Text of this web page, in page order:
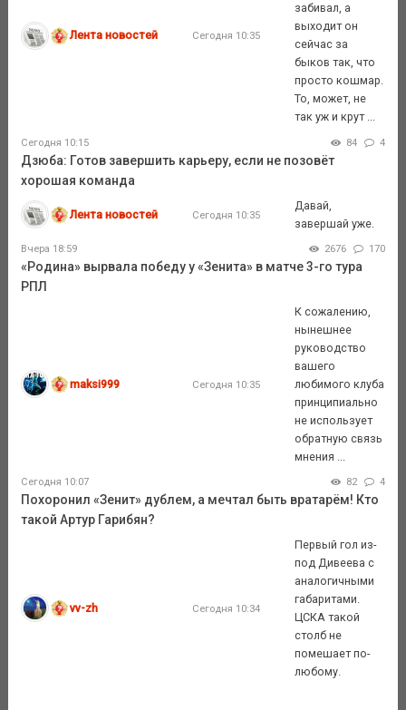
Лента новостей Сегодня 10:35
забивал, а
выходит он
сейчас за
быков так, что
просто кошмар.
То, может, не
так уж и крут ...
Сегодня 10:15 84 4
Дзюба: Готов завершить карьеру, если не позовёт
хорошая команда
Лента новостей Сегодня 10:35
Давай,
завершай уже.
Вчера 18:59 2676 170
«Родина» вырвала победу у «Зенита» в матче 3-го тура
РПЛ
maksi999 Сегодня 10:35
К сожалению,
нынешнее
руководство
вашего
любимого клуба
принципиально
не использует
обратную связь
мнения ...
Сегодня 10:07 82 4
Похоронил «Зенит» дублем, а мечтал быть вратарём! Кто
такой Артур Гарибян?
vv-zh Сегодня 10:34
Первый гол из-
под Дивеева с
аналогичными
габаритами.
ЦСКА такой
столб не
помешает по-
любому.